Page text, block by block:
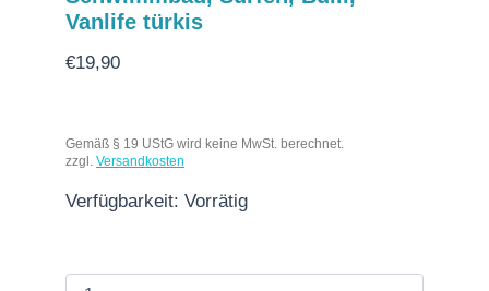
Vanlife türkis
€19,90
Gemäß § 19 UStG wird keine MwSt. berechnet.
zzgl. Versandkosten
Verfügbarkeit: Vorrätig